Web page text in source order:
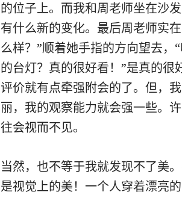
的位子上。而我和周老师坐在沙
有什么新的变化。最后周老师实
么样？”顺着她手指的方向望去，
的台灯？真的很好看！”是真的很
评价就有点牵强附会的了。但，
丽，我的观察能力就会强一些。
往会视而不见。
当然，也不等于我就发现不了美
是视觉上的美！一个人穿着漂亮